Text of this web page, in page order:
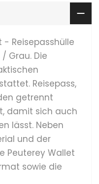
- Reisepasshülle
Grau. Die
Reisepass,
getrennt
damit sich auch
lässt. Neben
und der
Peuterey Wallet
sowie die